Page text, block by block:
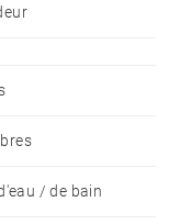
/ de bain